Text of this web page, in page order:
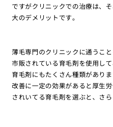
ですがクリニックでの治療は、
大のデメリットです。
薄毛専門のクリニックに通うこ
市販されている育毛剤を使用し
育毛剤にもたくさん種類があり
改善に一定の効果があると厚生
されいてる育毛剤を選ぶと、さ